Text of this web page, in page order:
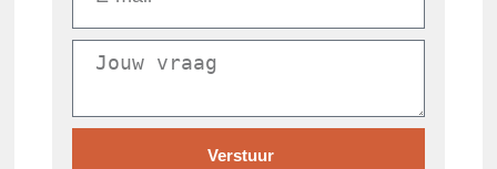
Verstuur